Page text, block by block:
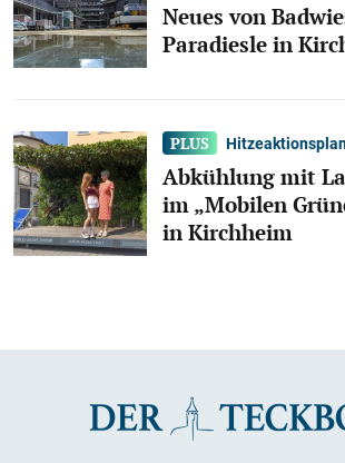
Neues von
Paradiesle in
Abkühlung mit
im „Mobilen
in Kirchheim